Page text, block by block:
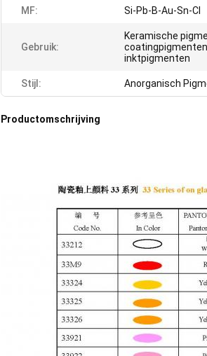
MF: Si-Pb-B-Au-Sn-Cl
Gebruik:
Keramische
inktpigmenten
Stijl: Anorganisch
Productomschrijving